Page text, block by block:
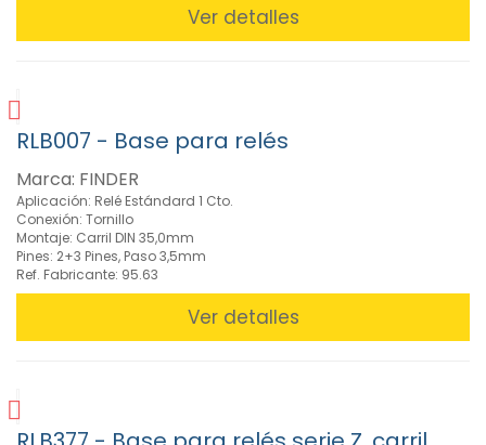
(9)
Relé
Mini
Potencia
Faston
1Cto
16A
(3)
Mini
10A
Ver detalles
RLB007 - Base para relés
Marca: FINDER
Aplicación: Relé Estándard 1 Cto.
Conexión: Tornillo
Montaje: Carril DIN 35,0mm
Pines: 2+3 Pines, Paso 3,5mm
Ref. Fabricante: 95.63
Ver detalles